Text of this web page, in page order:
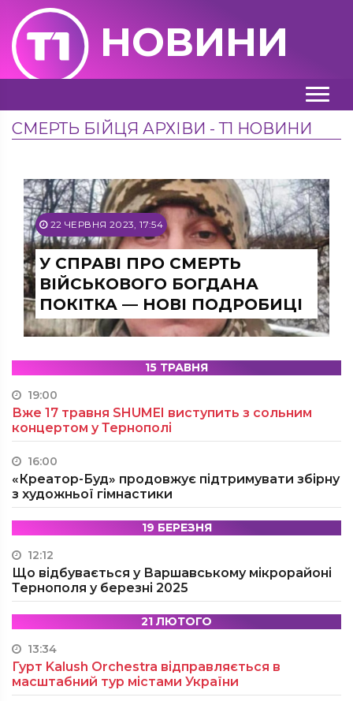
НОВИНИ
СМЕРТЬ БІЙЦЯ АРХІВИ - Т1 НОВИНИ
22 ЧЕРВНЯ 2023, 17:54
У СПРАВІ ПРО СМЕРТЬ
ВІЙСЬКОВОГО БОГДАНА
ПОКІТКА — НОВІ ПОДРОБИЦІ
15 ТРАВНЯ
19:00
Вже 17 травня SHUMEI виступить з сольним
концертом у Тернополі
16:00
«Креатор-Буд» продовжує підтримувати збірну
з художньої гімнастики
19 БЕРЕЗНЯ
12:12
Що відбувається у Варшавському мікрорайоні
Тернополя у березні 2025
21 ЛЮТОГО
13:34
Гурт Kalush Orchestra відправляється в
масштабний тур містами України